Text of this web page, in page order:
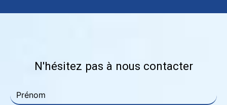
N'hésitez pas à nous contacter